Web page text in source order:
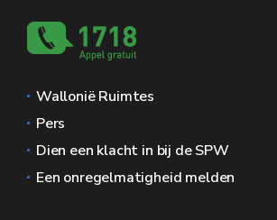
Wallonië Ruimtes
Pers
Dien een klacht in bij de SPW
Een onregelmatigheid melden